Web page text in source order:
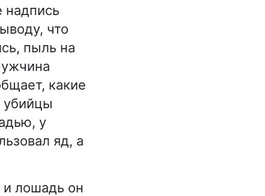
надпись
что
пыль на
какие
убийцы
у
яд, а
и лошадь он